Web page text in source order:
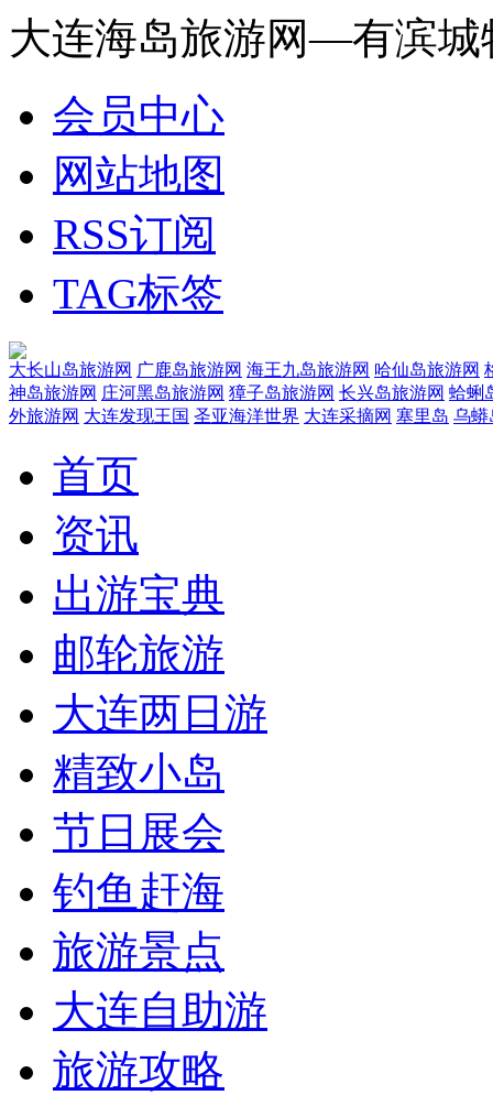
大连海岛旅游网—有滨城
会员中心
网站地图
RSS订阅
TAG标签
大长山岛旅游网 广鹿岛旅游网 海王九岛旅游网 哈仙岛旅游网
神岛旅游网 庄河黑岛旅游网 獐子岛旅游网 长兴岛旅游网 蛤蜊
外旅游网 大连发现王国 圣亚海洋世界 大连采摘网 塞里岛 乌蟒
首页
资讯
出游宝典
邮轮旅游
大连两日游
精致小岛
节日展会
钓鱼赶海
旅游景点
大连自助游
旅游攻略